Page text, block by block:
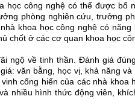
học công nghệ có thể được bổ
phòng nghiên cứu, trưởng
khoa học công nghệ có
chốt ở các cơ quan khoa học
ngộ về tinh thần. Đánh giá
văn bằng, học vị, khả năng
cống hiến của các nhà
nhiều hình thức động viên,